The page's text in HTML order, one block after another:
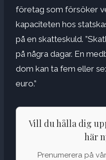
företag som försöker
kapaciteten hos
på en skatteskuld.
på några dagar. En
dom kan ta fem eller
euro.”
Vill du hålla dig
här
Prenumerera på